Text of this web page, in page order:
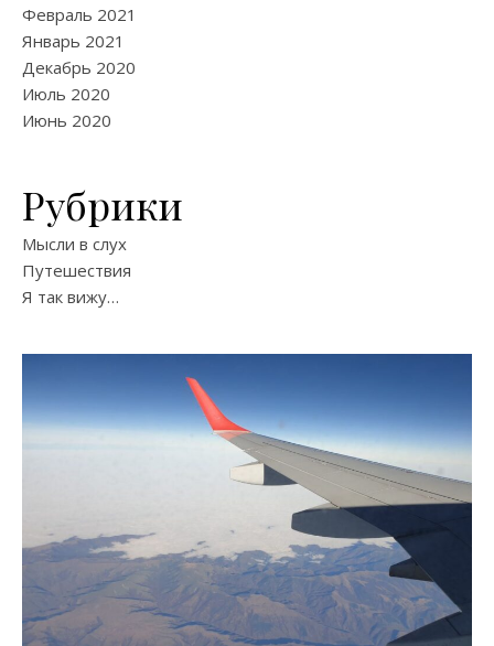
Февраль 2021
Январь 2021
Декабрь 2020
Июль 2020
Июнь 2020
Рубрики
Мысли в слух
Путешествия
Я так вижу…